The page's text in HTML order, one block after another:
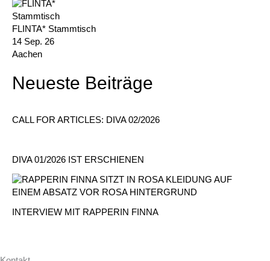
FLINTA* Stammtisch
14 Sep. 26
Aachen
Neueste Beiträge
CALL FOR ARTICLES: DIVA 02/2026
DIVA 01/2026 IST ERSCHIENEN
INTERVIEW MIT RAPPERIN FINNA